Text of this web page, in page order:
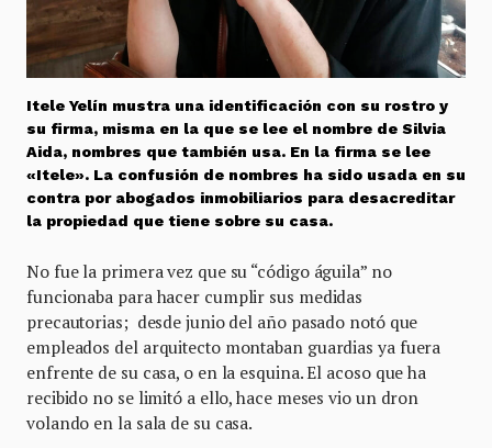
Itele Yelín mustra una identificación con su rostro y
su firma, misma en la que se lee el nombre de Silvia
Aida, nombres que también usa. En la firma se lee
«Itele». La confusión de nombres ha sido usada en su
contra por abogados inmobiliarios para desacreditar
la propiedad que tiene sobre su casa.
No fue la primera vez que su “código águila” no
funcionaba para hacer cumplir sus medidas
precautorias; desde junio del año pasado notó que
empleados del arquitecto montaban guardias ya fuera
enfrente de su casa, o en la esquina. El acoso que ha
recibido no se limitó a ello, hace meses vio un dron
volando en la sala de su casa.